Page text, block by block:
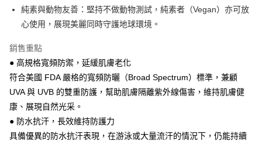
大哥付你分期
相關說明
1.本服務由台灣大哥大提供，台灣大哥大用戶可立即使用無須另外申請。
2.付款方式選擇「大哥付你分期」，訂單成立後會自動跳轉到大哥付的交易
成交易。
3.實際核准額度、可分期數及費用金額請依後續交易確認頁面所載為準。
4.訂單成立30分鐘內，如未前往確認交易或遇審核未通過，訂單將自動取
消。如遇「轉專審核」未通過狀況，表示未達大哥付你分期系統評分，恕無
法說明評估內容。
【繳款方式說明】
AFTEE先享後付
相關說明
【關於「AFTEE先享後付」】
AFTEE先享後付是「在收到商品之後才付款」的支付方式。 讓您購物簡單
便利好安心！
１．簡單：不需註冊會員、不需綁卡、不需儲值。
２．便利：只要手機號碼，簡訊認證，即可結帳。
ATM付款
運送方式
899元超商取貨付款(全家)
純素與動物友善：堅持不做動物測試，純素者（Vegan）亦可放
心使用，展現美麗同時守護地球環境。
銷售重點
● 高規格寬頻防禦，延緩肌膚老化
符合美國 FDA 嚴格的寬頻防曬（Broad Spectrum）標準，兼顧
UVA 與 UVB 的雙重防護，幫助肌膚隔離紫外線傷害，維持肌膚健
康、展現自然光采。
● 防水抗汗，長效維持防護力
具備優異的防水抗汗表現，在游泳或大量流汗的情況下，仍能持續